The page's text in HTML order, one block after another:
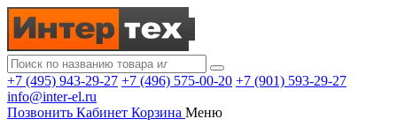
+7 (495) 943-29-27 +7 (496) 575-00-20 +7 (901) 593-29-27
info@inter-el.ru
Позвонить Кабинет Корзина Меню